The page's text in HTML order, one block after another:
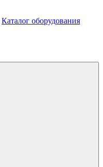
Каталог оборудования